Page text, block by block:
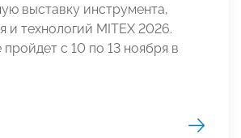
выставку инструмента,
и технологий MITEX 2026.
с 10 по 13 ноября в